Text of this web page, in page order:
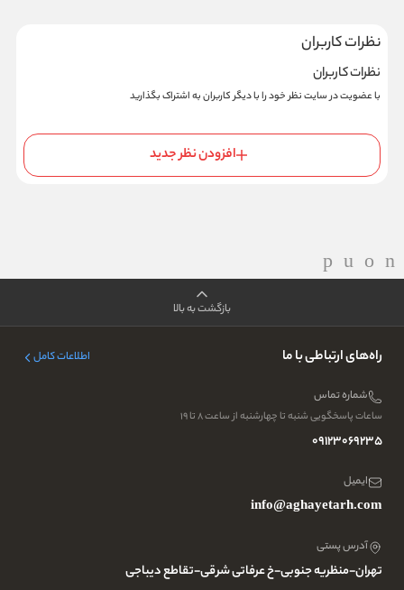
نظرات کاربران
نظرات کاربران
با عضویت در سایت نظر خود را با دیگر کاربران به اشتراک بگذارید
افزودن نظر جدید
بازگشت به بالا
راه‌های ارتباطی با ما اطلاعات کامل
شماره تماس
ساعات پاسخگویی شنبه تا چهارشنبه از ساعت ۸ تا ۱۹
09123069235
ایمیل
info@aghayetarh.com
آدرس پستی
تهران-منظریه جنوبی-خ عرفاتی شرقی-تقاطع دیباجی